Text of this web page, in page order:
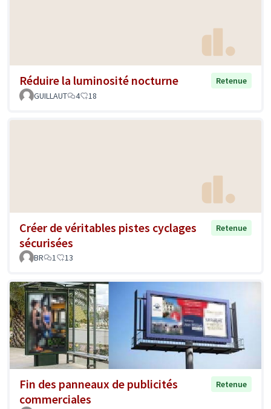
Réduire la luminosité nocturne
Retenue
GUILLAUT
4 18
Créer de véritables pistes cyclages
sécurisées
Retenue
BR 1 13
Fin des panneaux de publicités
commerciales
Retenue